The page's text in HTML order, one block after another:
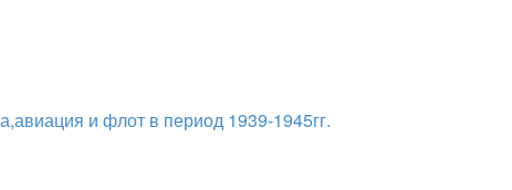
и флот в период 1939-1945гг.